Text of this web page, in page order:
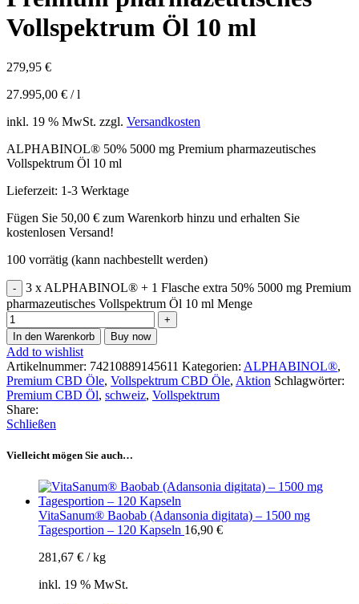
Vollspektrum Öl 10 ml
279,95 €
27.995,00 € /l
inkl. 19 % MwSt. zzgl. Versandkosten
ALPHABINOL® 50% 5000 mg Premium pharmazeutisches
Vollspektrum Öl 10 ml
Lieferzeit: 1-3 Werktage
Fügen Sie 50,00 € zum Warenkorb hinzu und erhalten Sie
kostenlosen Versand!
100 vorrätig (kann nachbestellt werden)
3 x ALPHABINOL® + 1 Flasche extra 50% 5000 mg Premium
pharmazeutisches Vollspektrum Öl 10 ml Menge
In den Warenkorb Buy now
Add to wishlist
Artikelnummer: 74210889145611 Kategorien: ALPHABINOL®,
Premium CBD Öle, Vollspektrum CBD Öle, Aktion Schlagwörter:
Premium CBD Öl, schweiz, Vollspektrum
Share:
Schließen
Vielleicht mögen Sie auch…
VitaSanum® Baobab (Adansonia digitata) – 1500 mg
Tagesportion – 120 Kapseln 16,90 €
281,67 € /kg
inkl. 19 % MwSt.